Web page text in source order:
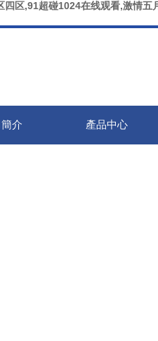
四区,91超碰1024在线观看,激情
介 產品中心